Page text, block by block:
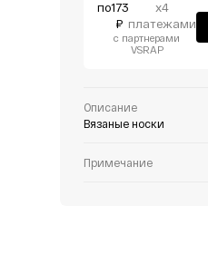
по173
₽
х4
платежами
с партнерами
VSRAP
Описание
Вязаные носки
Примечание